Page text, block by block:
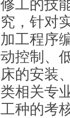
修工的技
究，针对
加工程序
动控制、
床的安装
类相关专
工种的考